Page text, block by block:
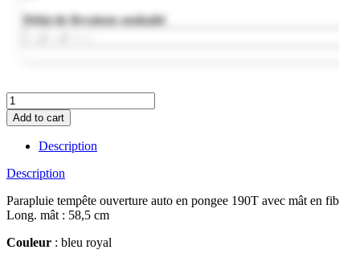
Délai de livraison souhaité
MO8777-
37
quantity
Add to cart
Description
Description
Parapluie tempête ouverture auto en pongee 190T avec mât en
Long. mât : 58,5 cm
Couleur : bleu royal